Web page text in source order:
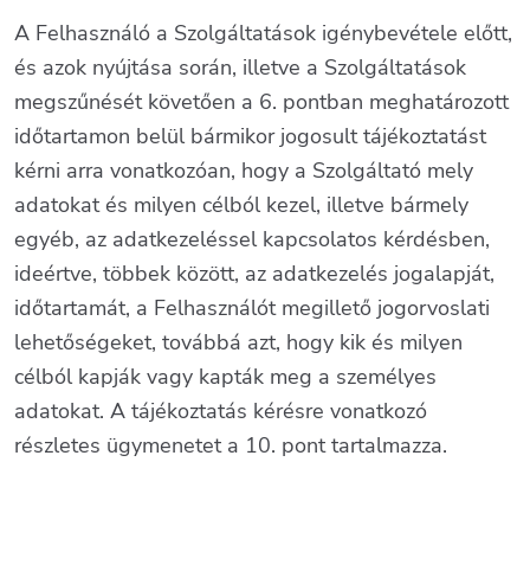
A Felhasználó a Szolgáltatások igénybevétele előtt,
és azok nyújtása során, illetve a Szolgáltatások
megszűnését követően a 6. pontban meghatározott
időtartamon belül bármikor jogosult tájékoztatást
kérni arra vonatkozóan, hogy a Szolgáltató mely
adatokat és milyen célból kezel, illetve bármely
egyéb, az adatkezeléssel kapcsolatos kérdésben,
ideértve, többek között, az adatkezelés jogalapját,
időtartamát, a Felhasználót megillető jogorvoslati
lehetőségeket, továbbá azt, hogy kik és milyen
célból kapják vagy kapták meg a személyes
adatokat. A tájékoztatás kérésre vonatkozó
részletes ügymenetet a 10. pont tartalmazza.